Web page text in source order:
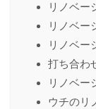
リノベー
リノベー
リノベー
打ち合わ
リノベー
ウチのリ